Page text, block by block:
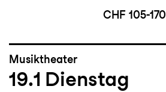
CHF 105-170
Musiktheater
19.1 Dienstag